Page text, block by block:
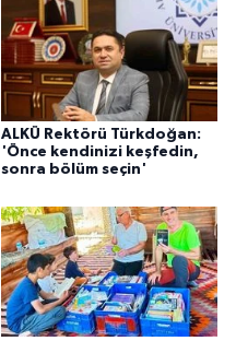
ALKÜ Rektörü Türkdoğan:
'Önce kendinizi keşfedin,
sonra bölüm seçin'